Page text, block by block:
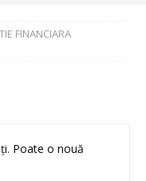
FINANCIARA
Poate o nouă